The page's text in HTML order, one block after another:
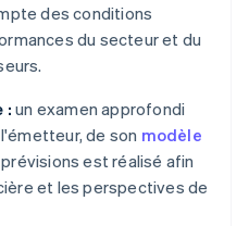
des conditions
du secteur et du
: un examen approfondi
de son modèle
est réalisé afin
et les perspectives de